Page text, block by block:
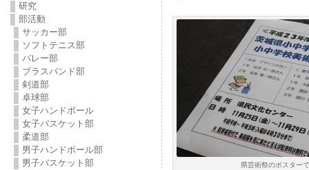
研究
部活動
サッカー部
ソフトテニス部
バレー部
ブラスバンド部
剣道部
卓球部
女子ハンドボール
女子バスケット部
柔道部
男子ハンドボール部
男子バスケット部
県芸術祭のポスター